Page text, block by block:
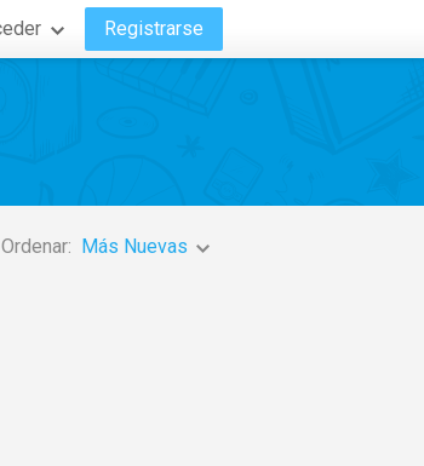
Registrarse
Ordenar: Más Nuevas